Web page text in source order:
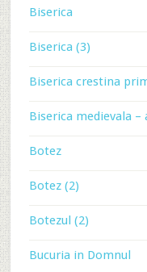
Biserica
Biserica (3)
Biserica crestina
Biserica medievala
Botez
Botez (2)
Botezul (2)
Bucuria in Domnul